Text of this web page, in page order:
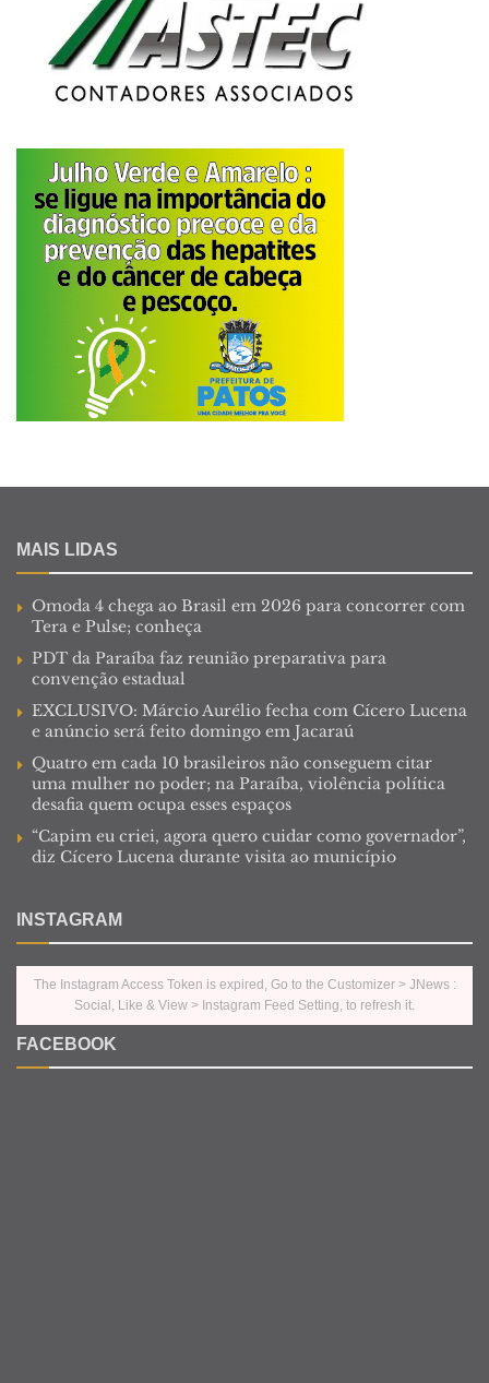
MAIS LIDAS
Omoda 4 chega ao Brasil em 2026 para concorrer com
Tera e Pulse; conheça
PDT da Paraíba faz reunião preparativa para
convenção estadual
EXCLUSIVO: Márcio Aurélio fecha com Cícero Lucena
e anúncio será feito domingo em Jacaraú
Quatro em cada 10 brasileiros não conseguem citar
uma mulher no poder; na Paraíba, violência política
desafia quem ocupa esses espaços
“Capim eu criei, agora quero cuidar como governador”,
diz Cícero Lucena durante visita ao município
INSTAGRAM
The Instagram Access Token is expired, Go to the Customizer > JNews :
Social, Like & View > Instagram Feed Setting, to refresh it.
FACEBOOK